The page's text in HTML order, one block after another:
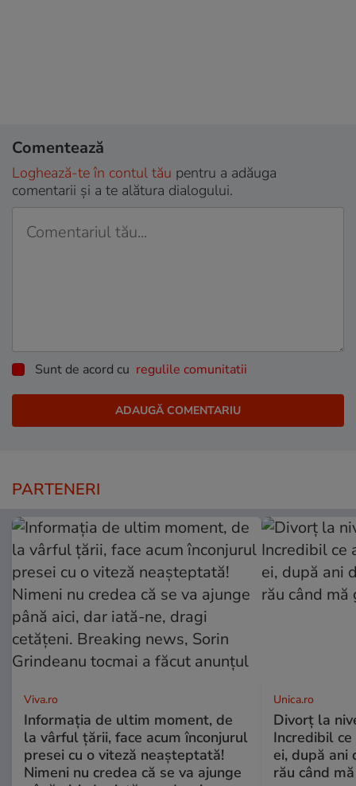
Comentează
Loghează-te în contul tău pentru a adăuga
comentarii și a te alătura dialogului.
Sunt de acord cu regulile comunitatii
PARTENERI
Viva.ro
Informația de ultim moment, de
la vârful țării, face acum înconjurul
presei cu o viteză neașteptată!
Nimeni nu credea că se va ajunge
Unica.ro
Divorț la
Incredibil
ei, după ani
rău când